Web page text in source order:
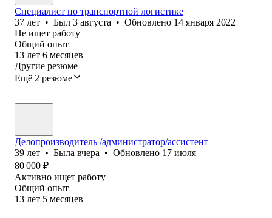
Специалист по транспортной логистике
37 лет • Был 3 августа • Обновлено 14 января 2022
Не ищет работу
Общий опыт
13 лет 6 месяцев
Другие резюме
Ещё 2 резюме
Делопроизводитель /администратор/ассистент
39 лет • Была вчера • Обновлено 17 июля
80 000 ₽
Активно ищет работу
Общий опыт
13 лет 5 месяцев